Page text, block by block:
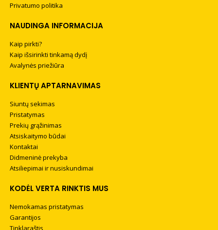
Privatumo politika
NAUDINGA INFORMACIJA
Kaip pirkti?
Kaip išsirinkti tinkamą dydį
Avalynės priežiūra
KLIENTŲ APTARNAVIMAS
Siuntų sekimas
Pristatymas
Prekių grąžinimas
Atsiskaitymo būdai
Kontaktai
Didmeninė prekyba
Atsiliepimai ir nusiskundimai
KODĖL VERTA RINKTIS MUS
Nemokamas pristatymas
Garantijos
Tinklaraštis